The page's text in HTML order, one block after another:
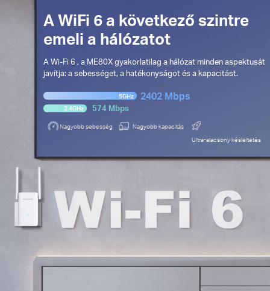
A WiFi 6 a következő szintre
emeli a hálózatot
A Wi-Fi 6 , a ME80X gyakorlatilag a hálózat minden aspektusát
javítja: a sebességet, a hatékonyságot és a kapacitást.
5GHz 2402 Mbps
2.4GHz 574 Mbps
Nagyobb sebesség
Nagyobb kapacitás
Ultra-alacsony késleltetés